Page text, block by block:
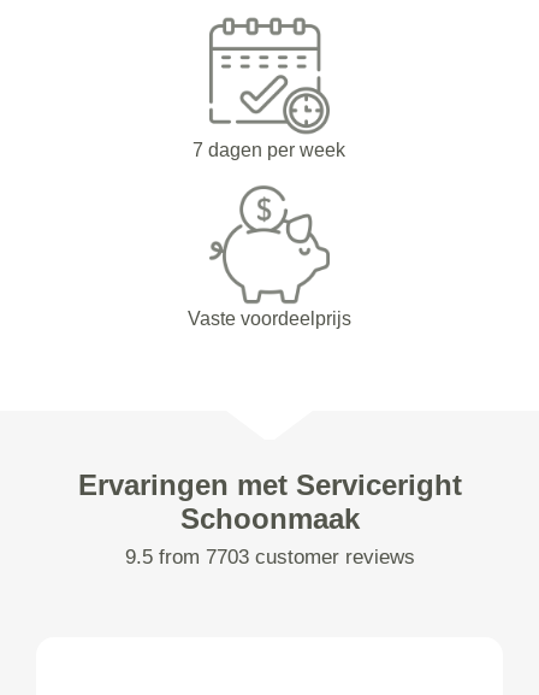
7 dagen per week
Vaste voordeelprijs
Ervaringen met Serviceright
Schoonmaak
9.5 from 7703 customer reviews